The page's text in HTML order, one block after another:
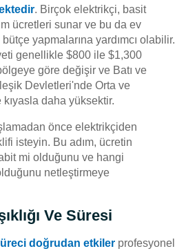
. Birçok elektrikçi, basit
ücretleri sunar ve bu da ev
yapmalarına yardımcı olabilir.
genellikle $800 ile $1,300
göre değişir ve Batı ve
Devletleri'nde Orta ve
daha yüksektir.
önce elektrikçiden
isteyin. Bu adım, ücretin
mi olduğunu ve hangi
netleştirmeye
Ve Süresi
doğrudan etkiler profesyonel